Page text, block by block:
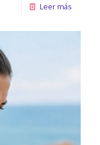
Leer más